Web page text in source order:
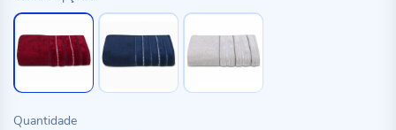
Quantidade